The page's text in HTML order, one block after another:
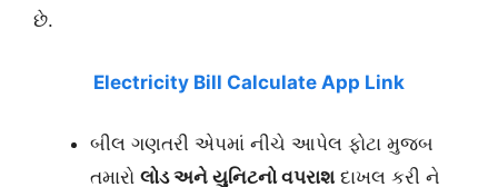
છે.
Electricity Bill Calculate App Link
બીલ ગણતરી એપમાં નીચે આપેલ ફોટા મુજબ
તમારો લોડ અને યુનિટનો વપરાશ દાખલ કરી ને